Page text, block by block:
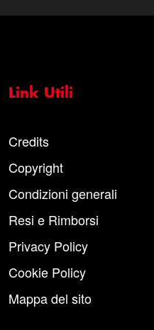
Link Utili
Credits
Copyright
Condizioni generali
Resi e Rimborsi
Privacy Policy
Cookie Policy
Mappa del sito